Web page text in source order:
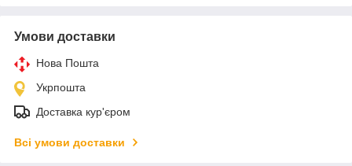
Умови доставки
Нова Пошта
Укрпошта
Доставка кур'єром
Всі умови доставки